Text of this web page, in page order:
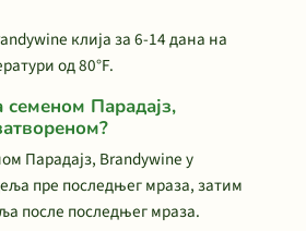
клија за 6-14 дана на
од 80°F.
семеном Парадајз,
Парадајз, Brandywine у
пре последњег мраза, затим
после последњег мраза.